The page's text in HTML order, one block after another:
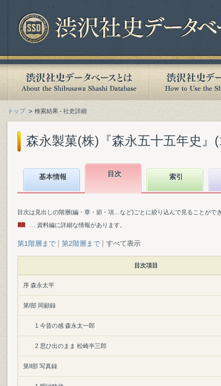
トップ 検索結果 - 社史詳細
森永製菓(株)『森永五十五年史』
基本情報 目次 索引
目次は見出しの階層(編・章・節・項…など)ごとに絞り込んで見ることがで
… 資料編に詳細な情報があります。
第1階層まで 第2階層まで すべて表示
目次項目
序 森永太平
第I部 同顧録
1 今昔の感 森永太一郎
2 思ひ出のまま 松崎半三郎
第II部 写真録